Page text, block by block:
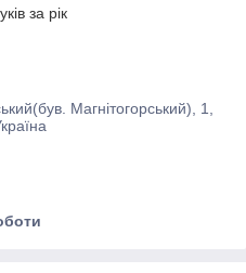
за рік
Магнітогорський), 1,